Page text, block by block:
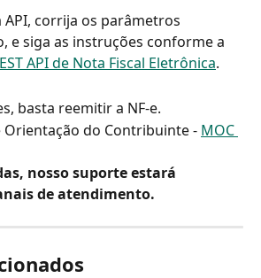
API, corrija os parâmetros
e siga as instruções conforme a
API de Nota Fiscal Eletrônica.
basta reemitir a NF-e.
Orientação do Contribuinte - MOC
nosso suporte estará
de atendimento.